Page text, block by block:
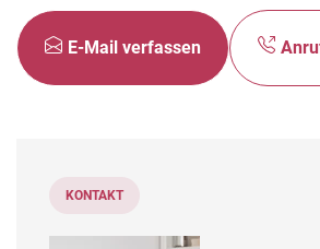
E-Mail verfassen
KONTAKT